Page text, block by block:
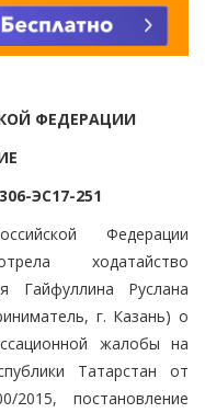
ФЕДЕРАЦИИ
ЭС17-251
Федерации
ходатайство
Гайфуллина Руслана
г. Казань) о
жалобы на
Татарстан от
постановление